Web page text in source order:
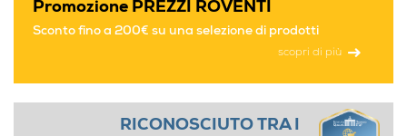
Promozione PREZZI ROVENTI
Sconto fino a 200€ su una selezione di prodotti
scopri di più
RICONOSCIUTO TRA I